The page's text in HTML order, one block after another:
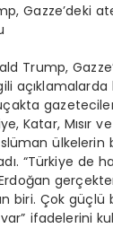
Gazze’deki
Trump,
Katar, Mısır
ülkelerin
“Türkiye de
biri. Çok
ifadelerini